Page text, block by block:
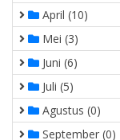
April (10)
Mei (3)
Juni (6)
Juli (5)
Agustus (0)
September (0)